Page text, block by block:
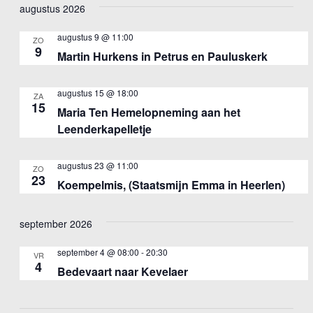
een
augustus 2026
ZO
9 Martin Hurkens in Petrus en Pauluskerk
augustus 9 @ 11:00
ZA
15
Maria Ten Hemelopneming aan het
Leenderkapelletje
augustus 15 @ 18:00
ZO
23 Koempelmis, (Staatsmijn Emma in Heerlen)
augustus 23 @ 11:00
september 2026
VR
4 Bedevaart naar Kevelaer
september 4 @ 08:00 -20:30